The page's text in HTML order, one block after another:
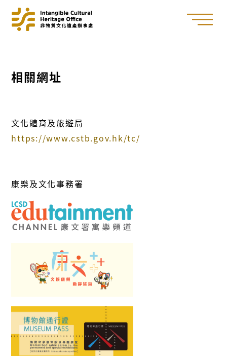
相關網址
文化體育及旅遊局
https://www.cstb.gov.hk/tc/
康樂及文化事務署